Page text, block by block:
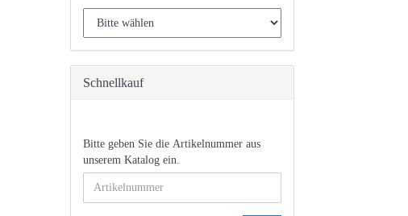
Schnellkauf
BITTE
GEBEN
SIE
DIE
Bitte geben Sie die Artikelnummer aus
unserem Katalog ein.